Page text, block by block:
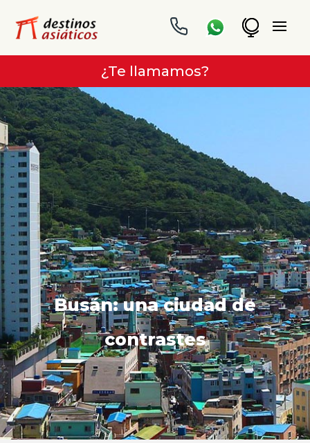
¿Te llamamos?
Busán: una ciudad de
contrastes